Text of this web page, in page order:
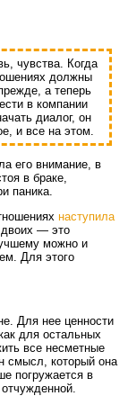
чувства. Когда
должны
а теперь
в компании
диалог, он
и все на этом.
его внимание, в
в браке,
паника.
наступила
двоих — это
можно и
Для этого
Для нее ценности
для остальных
все несметные
смысл, который она
погружается в